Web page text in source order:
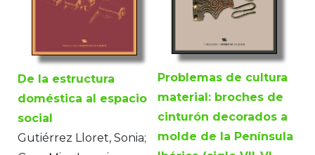
De la estructura
doméstica al espacio
social
Gutiérrez Lloret, Sonia;
Problemas de cultura
material: broches de
cinturón decorados a
molde de la Península